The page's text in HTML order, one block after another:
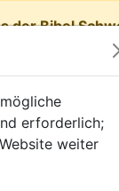
der Bibel
erforderlich;
weiter